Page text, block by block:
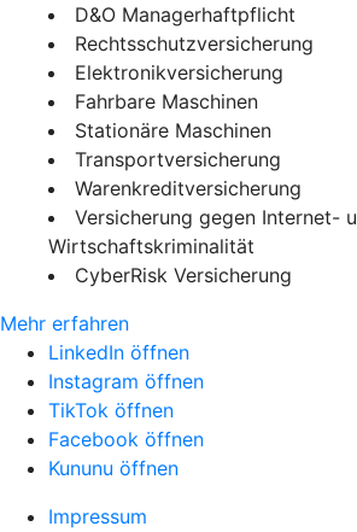
D&O Managerhaftpflicht
Rechtsschutzversicherung
Elektronikversicherung
Fahrbare Maschinen
Stationäre Maschinen
Transportversicherung
Warenkreditversicherung
Versicherung gegen Internet-
Wirtschaftskriminalität
CyberRisk Versicherung
Mehr erfahren
LinkedIn öffnen
Instagram öffnen
TikTok öffnen
Facebook öffnen
Kununu öffnen
Impressum